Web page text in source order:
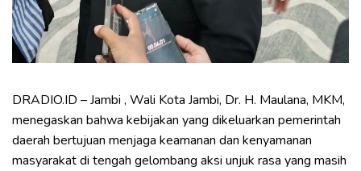
DRADIO.ID – Jambi , Wali Kota Jambi, Dr. H. Maulana, MKM,
menegaskan bahwa kebijakan yang dikeluarkan pemerintah
daerah bertujuan menjaga keamanan dan kenyamanan
masyarakat di tengah gelombang aksi unjuk rasa yang masih